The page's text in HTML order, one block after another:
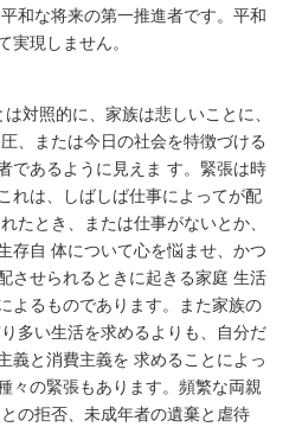
和な将来の第一推進者です。平和
実現しません。
対照的に、家族は悲しいことに、
、または今日の社会を特徴づける
であるように見えま す。緊張は時
れは、しばしば仕事によってが配
たとき、または仕事がないとか、
存自 体について心を悩ませ、かつ
させられるときに起きる家庭 生活
よるものであります。また家族の
多い生活を求めるよりも、自分だ
義と消費主義を 求めることによっ
々の緊張もあります。頻繁な両親
の拒否、未成年者の遺棄と虐待